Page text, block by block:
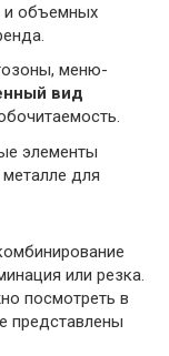
и объемных
меню-
вид
элементы
для
или резка.
посмотреть в
представлены